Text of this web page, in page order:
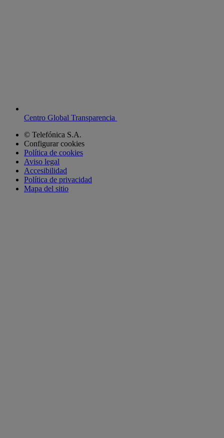
Centro Global Transparencia
© Telefónica S.A.
Configurar cookies
Política de cookies
Aviso legal
Accesibilidad
Política de privacidad
Mapa del sitio